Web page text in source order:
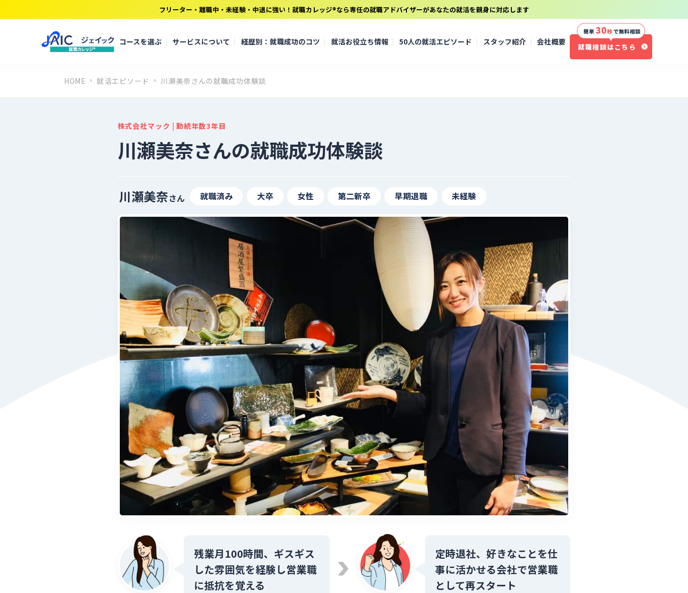
フリーター・離職中・未経験・中退に強い！就職カレッジ®なら専任の就職アドバイザーがあなたの就活を親身に対応します
コースを選ぶ サービスについて 経歴別：就職成功のコツ 就活お役立ち情報 50人の就活エピソード スタッフ紹介 会社概要
就職相談はこちら
HOME 就活エピソード 川瀬美奈さんの就職成功体験談
株式会社マック | 勤続年数3年目
川瀬美奈さんの就職成功体験談
川瀬美奈さん 就職済み 大卒 女性 第二新卒 早期退職 未経験
残業月100時間、ギスギス
した雰囲気を経験し営業職
に抵抗を覚える
定時退社、好きなことを仕
事に活かせる会社で営業職
として再スタート